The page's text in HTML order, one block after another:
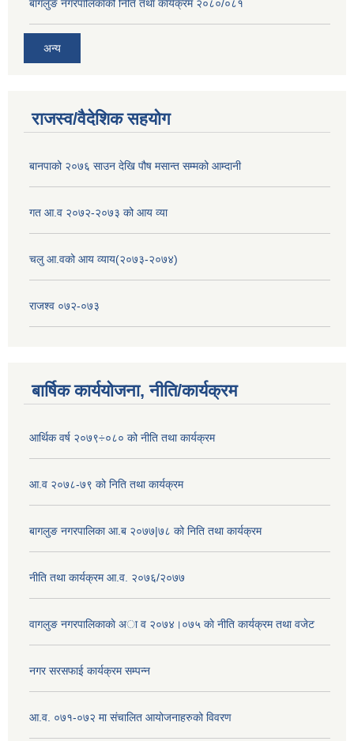
बागलुङ नगरपालिकाको निति तथा कार्यक्रम २०८०/०८१
अन्य
राजस्व/वैदेशिक सहयोग
बानपाको २०७६ साउन देखि पौष मसान्त सम्मको आम्दानी
गत आ.व २०७२-२०७३ को आय व्या
चलु आ.वको आय व्याय(२०७३-२०७४)
राजश्व ०७२-०७३
बार्षिक कार्ययोजना, नीति/कार्यक्रम
आर्थिक वर्ष २०७९÷०८० को नीति तथा कार्यक्रम
आ.व २०७८-७९ को निति तथा कार्यक्रम
बागलुङ नगरपालिका आ.ब २०७७|७८ को निति तथा कार्यक्रम
नीति तथा कार्यक्रम आ.व. २०७६/२०७७
वागलुङ नगरपालिकाकाे अा‍ व २०७४।०७५ काे नीति कार्यक्रम तथा वजेट
नगर सरसफाई कार्यक्रम सम्पन्न
आ.व. ०७१-०७२ मा संचालित आयोजनाहरुको विवरण